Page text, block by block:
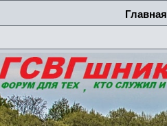
Главная